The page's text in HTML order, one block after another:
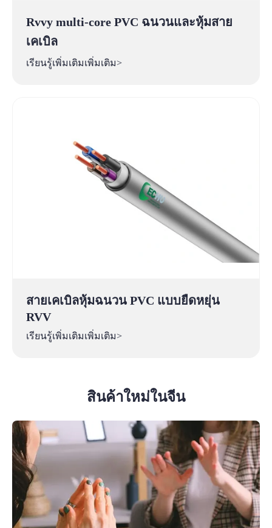
Rvvy multi-core PVC ฉนวนและหุ้มสาย
เคเบิล
เรียนรู้เพิ่มเติมเพิ่มเติม>
สายเคเบิลหุ้มฉนวน PVC แบบยืดหยุ่น
RVV
เรียนรู้เพิ่มเติมเพิ่มเติม>
สินค้าใหม่ในจีน